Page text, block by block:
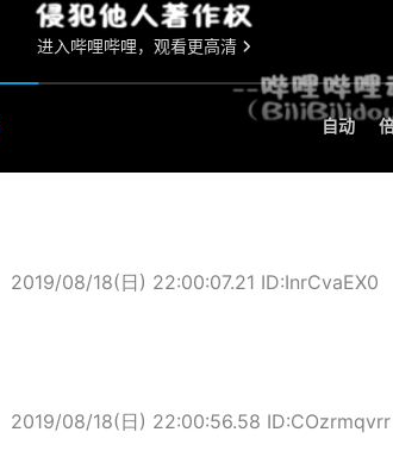
2019/08/18(日) 22:00:07.21 ID:InrCvaEX0
2019/08/18(日) 22:00:56.58 ID:COzrmqvrr